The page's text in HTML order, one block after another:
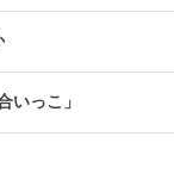
いっこ」